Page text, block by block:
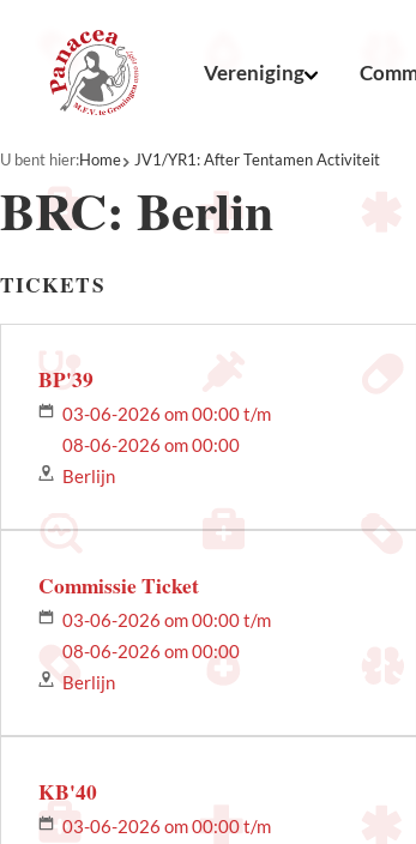
Vereniging
U bent hier:Home JV1/YR1: After Tentamen Activiteit
BRC: Berlin
TICKETS
BP'39
03-06-2026 om 00:00 t/m
08-06-2026 om 00:00
Berlijn
Commissie Ticket
03-06-2026 om 00:00 t/m
08-06-2026 om 00:00
Berlijn
KB'40
03-06-2026 om 00:00 t/m